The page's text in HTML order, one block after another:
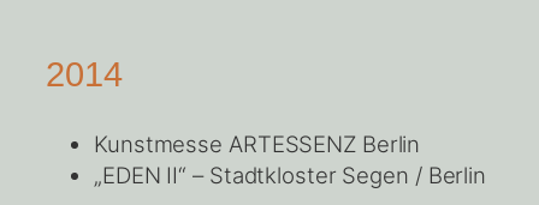
2014
Kunstmesse ARTESSENZ Berlin
„EDEN II“ – Stadtkloster Segen / Berlin